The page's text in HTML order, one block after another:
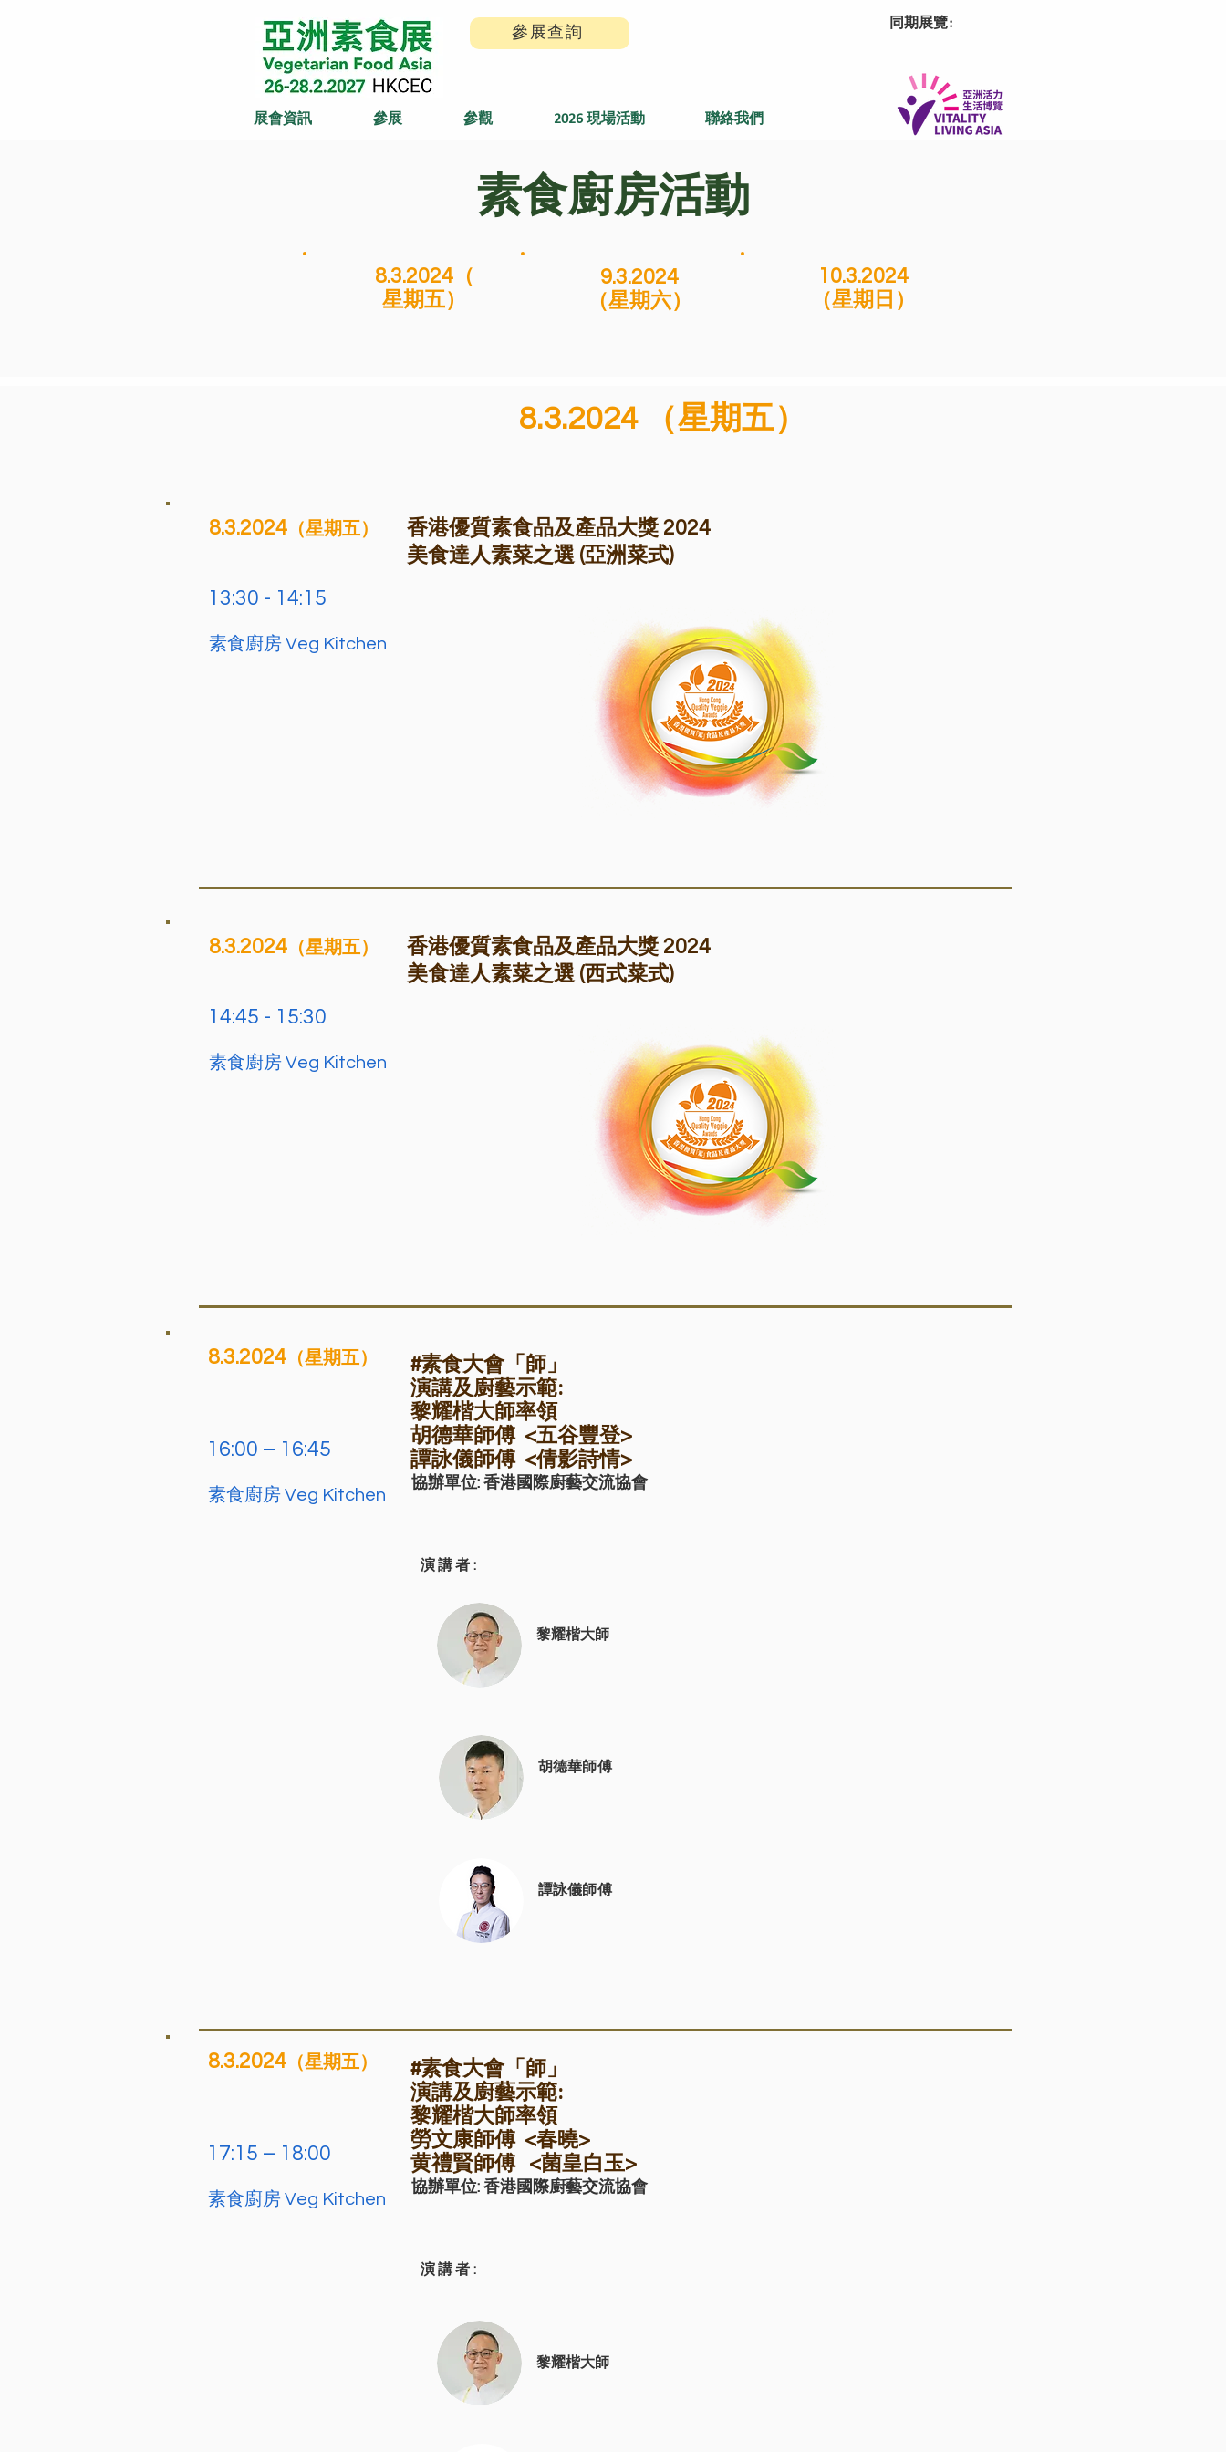
參展查詢
展會資訊 參展 參觀 2026 現場活動 聯絡我們
​同期展覽:
​素食廚房活動
8.3.2024（
星期五）
9.3.2024
（星期六）
10.3.2024
（星期日）
8.3.2024 （星期五）
8.3.2024 （星期五）
13:30 - 14:15
素食廚房 Veg Kitchen
香港優質素食品及產品大獎 2024
美食達人素菜之選 (亞洲菜式)
8.3.2024 （星期五）
14:45 - 15:30
素食廚房 Veg Kitchen
香港優質素食品及產品大獎 2024
美食達人素菜之選 (西式菜式)
8.3.2024 （星期五）
16:00 – 16:45
素食廚房 Veg Kitchen
#素食大會「師」
演講及廚藝示範:
黎耀楷大師率領
胡德華師傅 <五谷豐登>
譚詠儀師傅 <倩影詩情>
協辦單位: 香港國際廚藝交流協會
演講者:
黎耀楷大師
胡德華師傅
譚詠儀師傅
8.3.2024 （星期五）
17:15 – 18:00
素食廚房 Veg Kitchen
#素食大會「師」
演講及廚藝示範:
黎耀楷大師率領
勞文康師傅 <春曉>
黄禮賢師傅 <菌皇白玉>
協辦單位: 香港國際廚藝交流協會
演講者:
黎耀楷大師